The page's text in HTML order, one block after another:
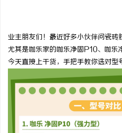
业主朋友们！最近好多小伙伴问瓷砖
尤其是咖乐家的咖乐净固P10、咖乐
今天直接上干货，手把手教你选对型